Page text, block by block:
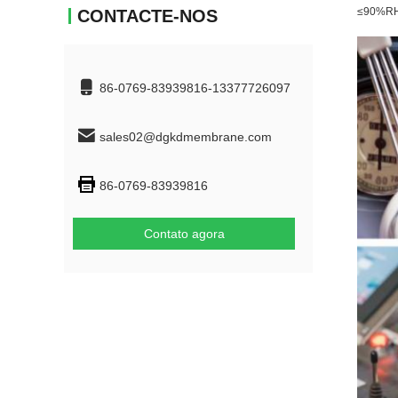
CONTACTE-NOS
86-0769-83939816-13377726097
sales02@dgkdmembrane.com
86-0769-83939816
Contato agora